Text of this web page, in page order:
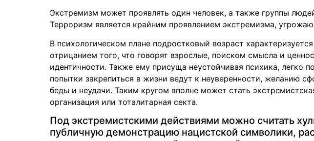
Экстремизм может проявлять один человек, а также группы
Терроризм является крайним проявлением экстремизма,
В психологическом плане подростковый возраст
отрицанием того, что говорят взрослые, поиском смысла и
идентичности. Также ему присуща неустойчивая психика,
попытки закрепиться в жизни ведут к неуверенности, желанию
беды и неудачи. Таким кругом вполне может стать
организация или тоталитарная секта.
Под экстремистскими действиями можно считать
публичную демонстрацию нацистской символики,